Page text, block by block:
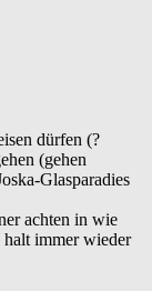
dürfen (?
(gehen
Glasparadies
achten in wie
immer wieder